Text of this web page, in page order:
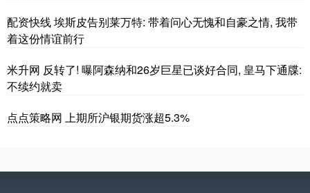
配资快线 埃斯皮告别莱万特: 带着问心无愧和自豪之情, 我带
着这份情谊前行
米升网 反转了! 曝阿森纳和26岁巨星已谈好合同, 皇马下通牒:
不续约就卖
点点策略网 上期所沪银期货涨超5.3%